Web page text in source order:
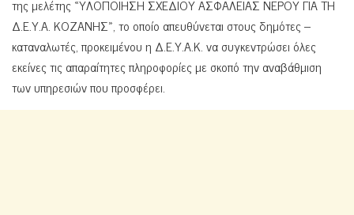
της μελέτης «ΥΛΟΠΟΙΗΣΗ ΣΧΕΔΙΟΥ ΑΣΦΑΛΕΙΑΣ ΝΕΡΟΥ ΓΙΑ ΤΗ
Δ.Ε.Υ.Α. ΚΟΖΑΝΗΣ», το οποίο απευθύνεται στους δημότες –
καταναλωτές, προκειμένου η Δ.Ε.Υ.Α.Κ. να συγκεντρώσει όλες
εκείνες τις απαραίτητες πληροφορίες με σκοπό την αναβάθμιση
των υπηρεσιών που προσφέρει.